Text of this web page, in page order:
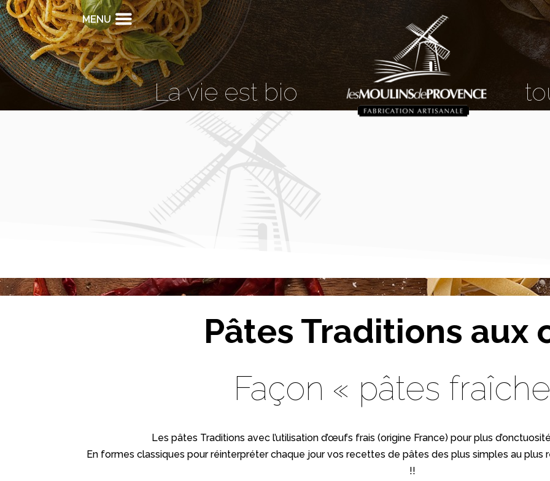
MENU
La vie est bio
Pâtes Traditions
Façon « pâtes
Les pâtes Traditions avec l’utilisation d’œufs frais (origine France) pour plus
En formes classiques pour réinterpréter chaque jour vos recettes de pâtes des plus simples au plus
!!